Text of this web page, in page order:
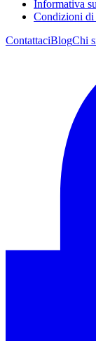
Informativa
Condizioni di
ContattaciBlogChi